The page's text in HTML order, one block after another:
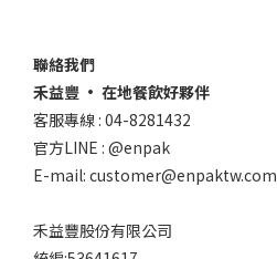
聯絡我們
禾益豐 • 在地餐飲好夥伴
客服專線 : 04-8281432
官方LINE : @enpak
E-mail: customer@enpaktw.com
禾益豐股份有限公司